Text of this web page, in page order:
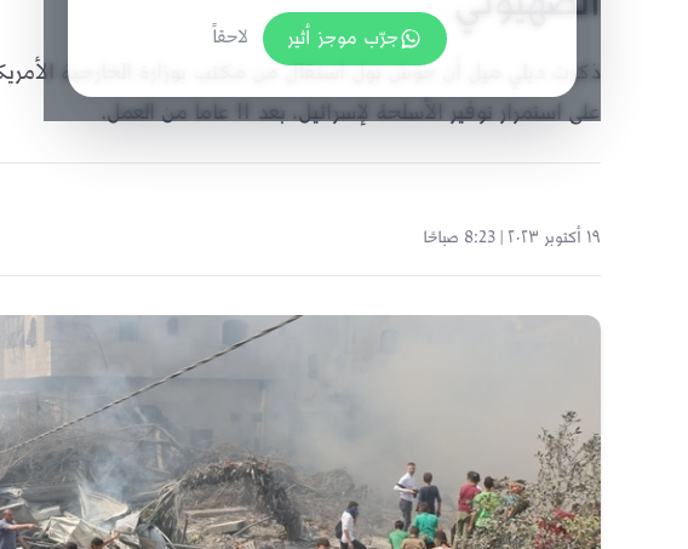
ذكرت ديلي ميل أن جوش بول استقال من مكتب بوزارة الخارجية
على استمرار توفير الأسلحة لإسرائيل، بعد 11 عاما من العمل.
١٩ أكتوبر ٢٠٢٣ | 8:23 صباحًا
جرّب موجز أثير
لاحقاً